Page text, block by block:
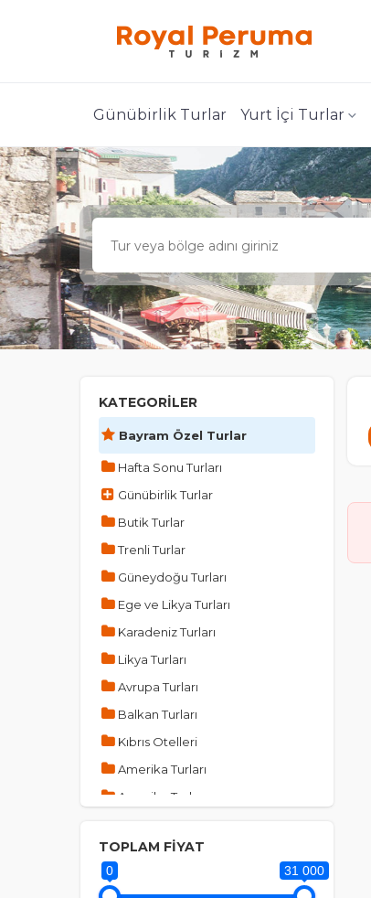
Günübirlik Turlar Yurt İçi Turlar
KATEGORİLER
Bayram Özel Turlar
Hafta Sonu Turları
Günübirlik Turlar
Butik Turlar
Trenli Turlar
Güneydoğu Turları
Ege ve Likya Turları
Karadeniz Turları
Likya Turları
Avrupa Turları
Balkan Turları
Kıbrıs Otelleri
Amerika Turları
Amerika Turları
Benelüks Turları
Doğu Anadolu Turları
TOPLAM FİYAT
0 31 000